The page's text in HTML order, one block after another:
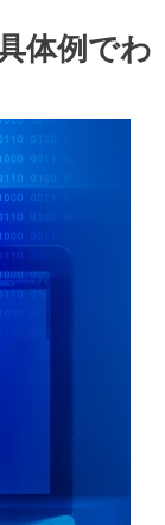
体例でわ